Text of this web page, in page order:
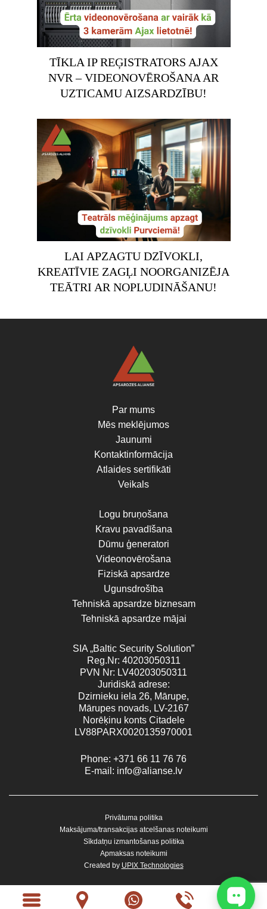
TĪKLA IP REĢISTRATORS AJAX
NVR – VIDEONOVĒROŠANA AR
UZTICAMU AIZSARDZĪBU!
LAI APZAGTU DZĪVOKLI,
KREATĪVIE ZAGĻI NOORGANIZĒJA
TEĀTRI AR NOPLUDINĀŠANU!
Par mums
Mēs meklējumos
Jaunumi
Kontaktinformācija
Atlaides sertifikāti
Veikals
Logu bruņošana
Kravu pavadīšana
Dūmu ģeneratori
Videonovērošana
Fiziskā apsardze
Ugunsdrošība
Tehniskā apsardze biznesam
Tehniskā apsardze mājai
SIA „Baltic Security Solution”
Reg.Nr: 40203050311
PVN Nr: LV40203050311
Juridiskā adrese:
Dzirnieku iela 26, Mārupe,
Mārupes novads, LV-2167
Norēķinu konts Citadele
LV88PARX0020135970001
Phone: +371 66 11 76 76
E-mail: info@alianse.lv
Privātuma politika
Maksājuma/transakcijas atcelšanas noteikumi
Sīkdatņu izmantošanas politika
Apmaksas noteikumi
Created by UPIX Technologies